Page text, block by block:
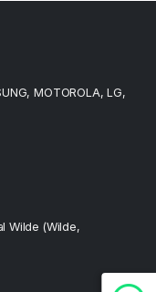
MOTOROLA, LG,
Wilde (Wilde,